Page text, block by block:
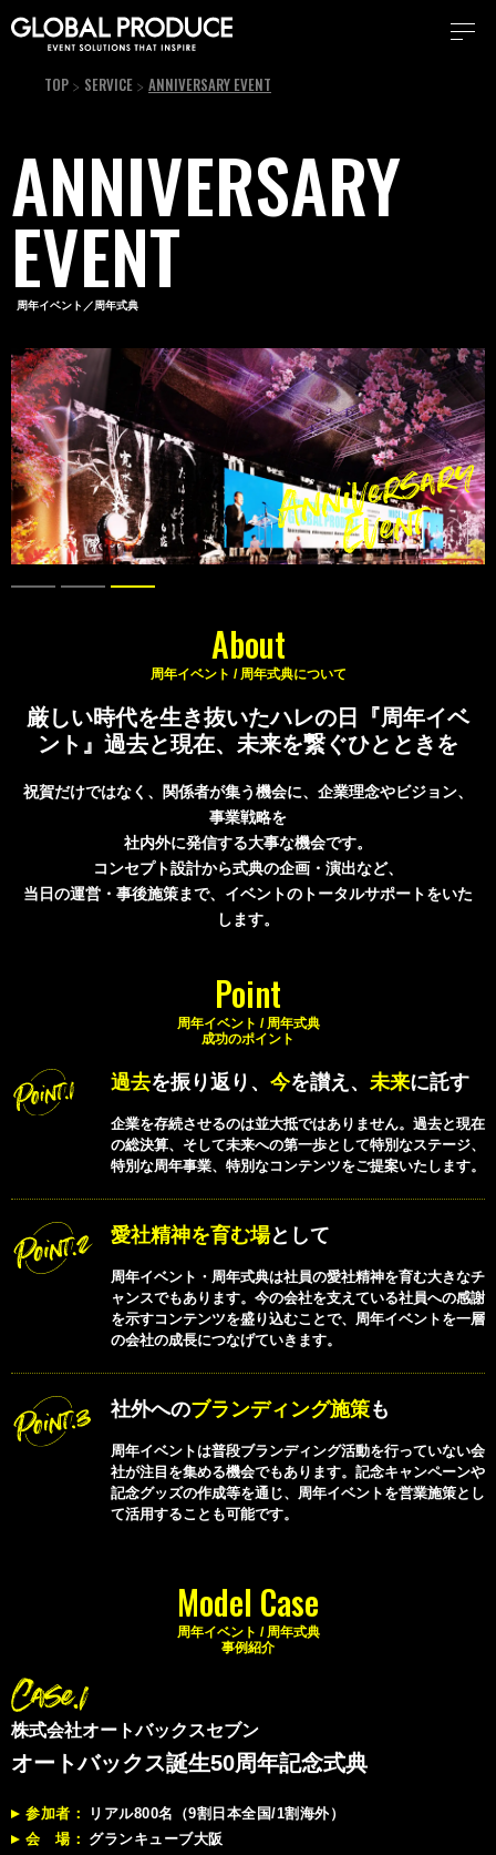
TOP SERVICE ANNIVERSARY EVENT
周年イベント ／周年式典
ANNIVERSARY
EVENT
周年イベント / 周年式典について
About
厳しい時代を生き抜いたハレの日『周年イベ
ント』 過去と現在、未来を繋ぐひとときを
祝賀だけではなく、関係者が集う機会に、企業理念やビジョン、
事業戦略を
社内外に発信する大事な機会です。
コンセプト設計から式典の企画・演出など、
当日の運営・事後施策まで、イベントのトータルサポートをいた
します。
周年イベント / 周年式典
成功のポイント
Point
過去を振り返り、 今を讃え、 未来に託す
企業を存続させるのは並大抵ではありません。過去と現在
の総決算、そして未来への第一歩として特別なステージ、
特別な周年事業、特別なコンテンツをご提案いたします。
愛社精神を育む場として
周年イベント・周年式典は社員の愛社精神を育む大きなチ
ャンスでもあります。今の会社を支えている社員への感謝
を示すコンテンツを盛り込むことで、周年イベントを一層
の会社の成長につなげていきます。
社外へのブランディング施策も
周年イベントは普段ブランディング活動を行っていない会
社が注目を集める機会でもあります。記念キャンペーンや
記念グッズの作成等を通じ、周年イベントを営業施策とし
て活用することも可能です。
周年イベント / 周年式典
事例紹介
Model Case
オートバックス誕生50周年記念式典
株式会社オートバックスセブン
参加者
リアル800名（9割日本全国/1割海外）
会 場
グランキューブ大阪